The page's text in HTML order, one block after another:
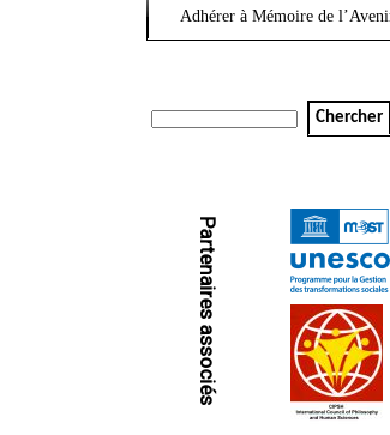
Partenaires associés
Adhérer à Mémoire de
Chercher